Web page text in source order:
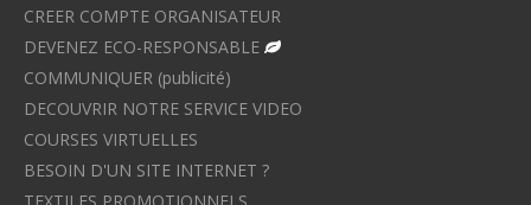
CREER COMPTE ORGANISATEUR
DEVENEZ ECO-RESPONSABLE
COMMUNIQUER (publicité)
DECOUVRIR NOTRE SERVICE VIDEO
COURSES VIRTUELLES
BESOIN D'UN SITE INTERNET ?